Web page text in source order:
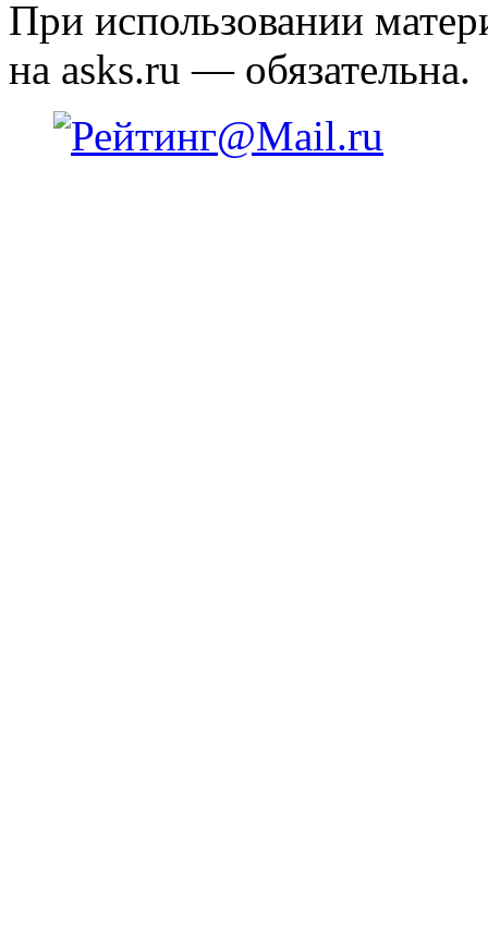
При использовании
на asks.ru — обязательна.